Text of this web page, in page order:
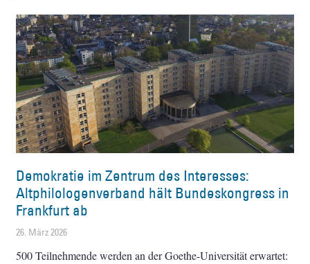
Demokratie im Zentrum des Interesses:
Altphilologenverband hält Bundeskongress in
Frankfurt ab
26. März 2026
500 Teilnehmende werden an der Goethe-Universität erwartet: